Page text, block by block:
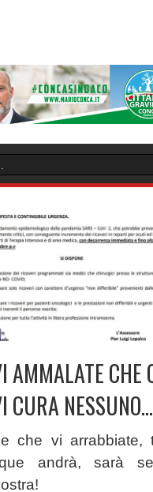
AMMALATE CHE
CURA NESSUNO…
che vi arrabbiate,
andrà, sarà